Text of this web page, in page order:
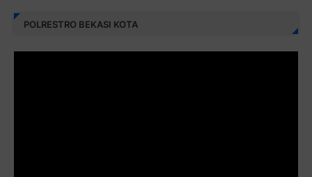
POLRESTRO BEKASI KOTA